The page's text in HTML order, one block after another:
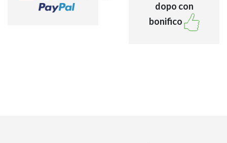
dopo con
bonifico